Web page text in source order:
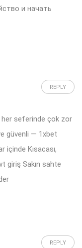
и начать
REPLY
her seferinde çok zor
güvenli — 1xbet
içinde Kısacası,
giriş Sakın sahte
REPLY